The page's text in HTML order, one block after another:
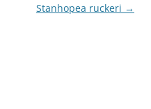
Stanhopea ruckeri →